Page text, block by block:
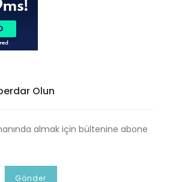
Olun
almak için bültenine abone